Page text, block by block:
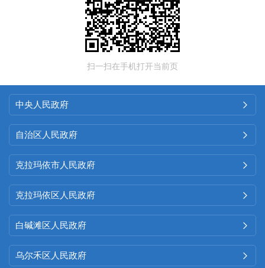
扫一扫在手机打开当前页
中央人民政府 
自治区人民政府 
克拉玛依市人民政府 
克拉玛依区人民政府 
白碱滩区人民政府 
乌尔禾区人民政府 